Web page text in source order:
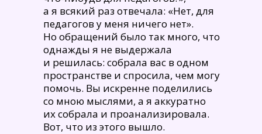
а я всякий раз отвечала: «Нет, для
педагогов у меня ничего нет».
Но обращений было так много, что
однажды я не выдержала
и решилась: собрала вас в одном
пространстве и спросила, чем могу
помочь. Вы искренне поделились
со мною мыслями, а я аккуратно
их собрала и проанализировала.
Вот, что из этого вышло.